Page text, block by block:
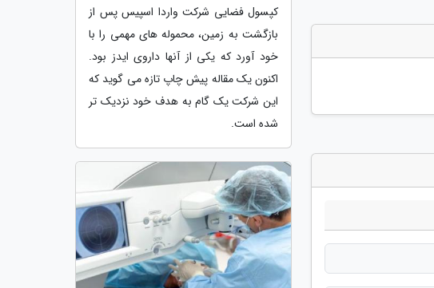
کپسول فضایی شرکت واردا اسپیس پس از
بازگشت به زمین، محموله های مهمی را با
خود آورد که یکی از آنها داروی ایدز بود.
اکنون یک مقاله پیش چاپ تازه می گوید که
این شرکت یک گام به هدف خود نزدیک تر
شده است.